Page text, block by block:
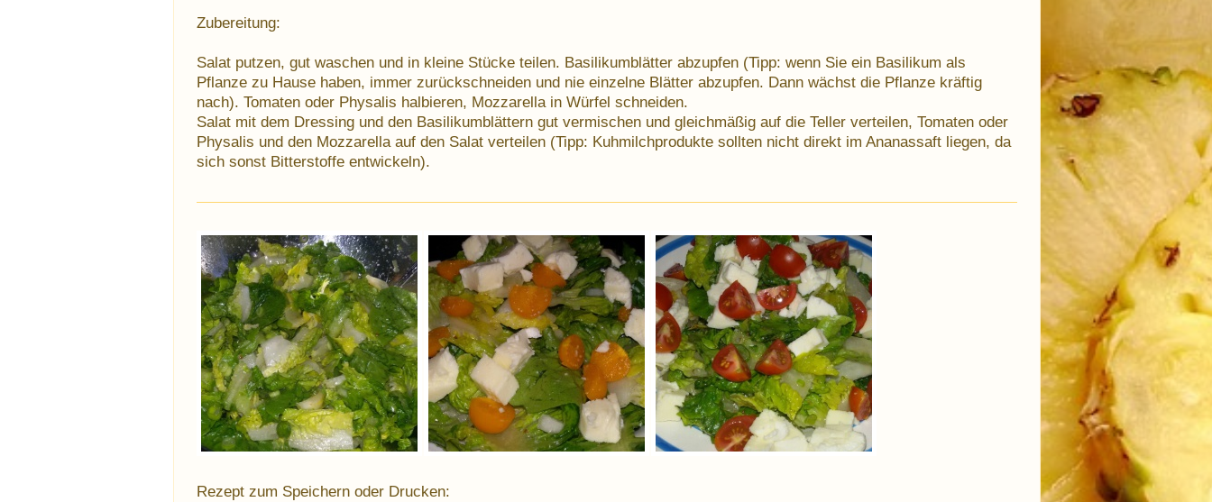
Zubereitung:
Salat putzen, gut waschen und in kleine Stücke teilen. Basilikumblätter abzupfen (Tipp: wenn Sie ein Basilikum als
Pflanze zu Hause haben, immer zurückschneiden und nie einzelne Blätter abzupfen. Dann wächst die Pflanze kräftig
nach). Tomaten oder Physalis halbieren, Mozzarella in Würfel schneiden.
Salat mit dem Dressing und den Basilikumblättern gut vermischen und gleichmäßig auf die Teller verteilen, Tomaten oder
Physalis und den Mozzarella auf den Salat verteilen (Tipp: Kuhmilchprodukte sollten nicht direkt im Ananassaft liegen, da
sich sonst Bitterstoffe entwickeln).
Rezept zum Speichern oder Drucken: